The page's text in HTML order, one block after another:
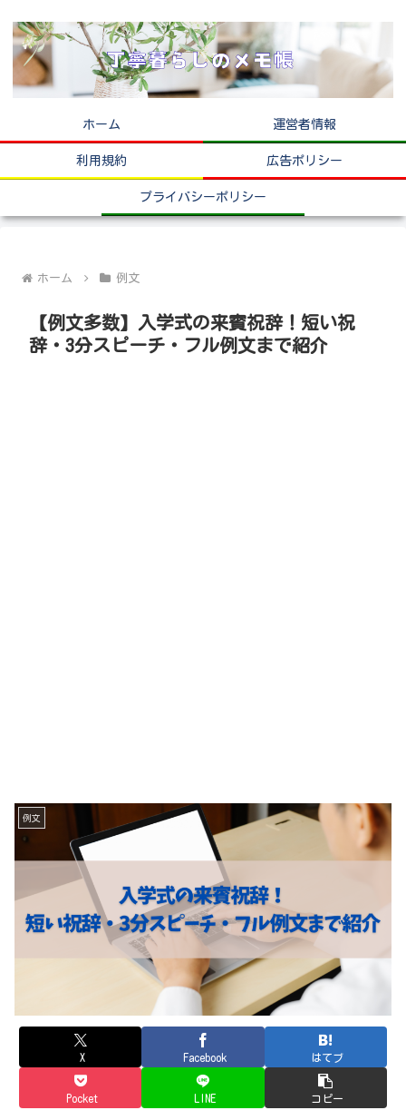
ホーム 運営者情報
利用規約 広告ポリシー
プライバシーポリシー
ホーム 例文
【例文多数】入学式の来賓祝辞！短い祝
辞・3分スピーチ・フル例文まで紹介
例文
X Facebook はてブ
Pocket LINE コピー